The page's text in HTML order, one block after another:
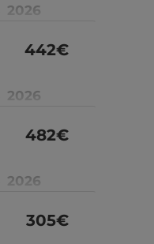
2026
442€
2026
482€
2026
305€